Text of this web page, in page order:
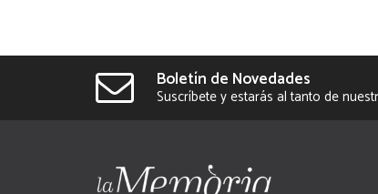
Boletín de Novedades
Suscríbete y estarás al tanto de